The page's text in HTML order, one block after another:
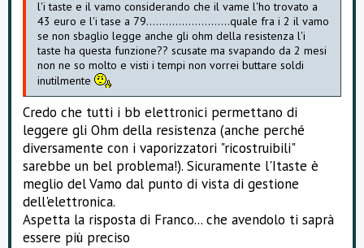
l'i taste e il vamo considerando che il vame l'ho trovato a
43 euro e l'i tase a 79..........................quale fra i 2 il vamo
se non sbaglio legge anche gli ohm della resistenza l'i
taste ha questa funzione?? scusate ma svapando da 2 mesi
non ne so molto e visti i tempi non vorrei buttare soldi
inutilmente
Credo che tutti i bb elettronici permettano di
leggere gli Ohm della resistenza (anche perché
diversamente con i vaporizzatori "ricostruibili"
sarebbe un bel problema!). Sicuramente l'Itaste è
meglio del Vamo dal punto di vista di gestione
dell'elettronica.
Aspetta la risposta di Franco... che avendolo ti saprà
essere più preciso